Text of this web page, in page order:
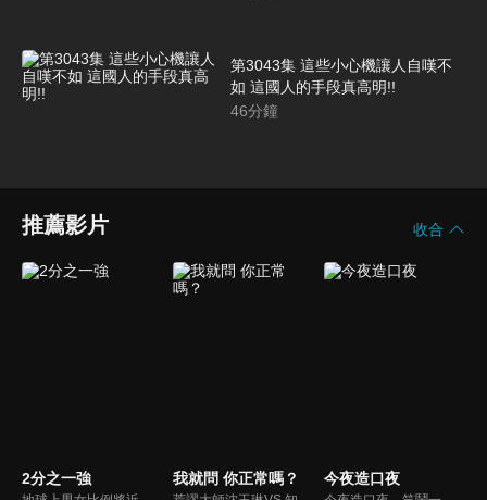
第3043集 這些小心機讓人自嘆不
如 這國人的手段真高明!!
46分鐘
推薦影片 收合
2分之一強 我就問 你正常嗎？ 今夜造口夜